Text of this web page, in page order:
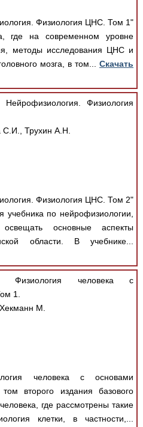
Физиология ЦНС. Том 1"
где на современном уровне
методы исследования ЦНС и
мозга, в том...Скачать
Нейрофизиология. Физиология
С.И., Трухин А.Н.
Физиология ЦНС. Том 2"
учебника по нейрофизиологии,
основные аспекты
области. В учебнике...
Физиология человека с
1.
М.
человека с основами
второго издания базового
где рассмотрены такие
клетки, в частности,...